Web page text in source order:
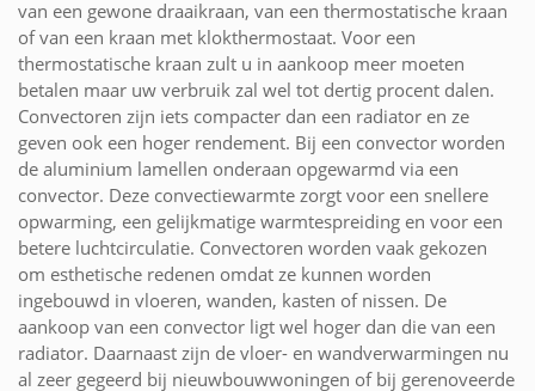
van een gewone draaikraan, van een thermostatische kraan
of van een kraan met klokthermostaat. Voor een
thermostatische kraan zult u in aankoop meer moeten
betalen maar uw verbruik zal wel tot dertig procent dalen.
Convectoren zijn iets compacter dan een radiator en ze
geven ook een hoger rendement. Bij een convector worden
de aluminium lamellen onderaan opgewarmd via een
convector. Deze convectiewarmte zorgt voor een snellere
opwarming, een gelijkmatige warmtespreiding en voor een
betere luchtcirculatie. Convectoren worden vaak gekozen
om esthetische redenen omdat ze kunnen worden
ingebouwd in vloeren, wanden, kasten of nissen. De
aankoop van een convector ligt wel hoger dan die van een
radiator. Daarnaast zijn de vloer- en wandverwarmingen nu
al zeer gegeerd bij nieuwbouwwoningen of bij gerenoveerde